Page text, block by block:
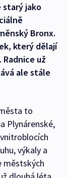
starý jako
Bronx.
který dělají
už
ale stále
to
Plynárenské,
výkaly a